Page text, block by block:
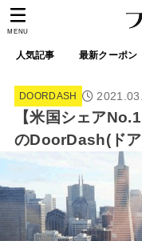
人気記事 最新クーポン
MENU
DOORDASH
【米国シェア
のDoorDash(ドア